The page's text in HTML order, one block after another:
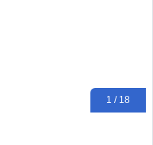
1 / 18